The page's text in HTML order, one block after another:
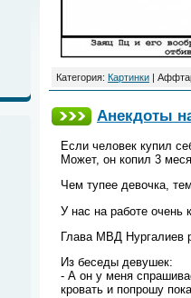
Категория: Картинки |
Анекдоты
Если человек купил
Может, он копил 3
Чем тупее девочка,
У нас на работе очень
Глава МВД Нургалиев
Из беседы девушек:
- А он у меня
кровать и попрошу